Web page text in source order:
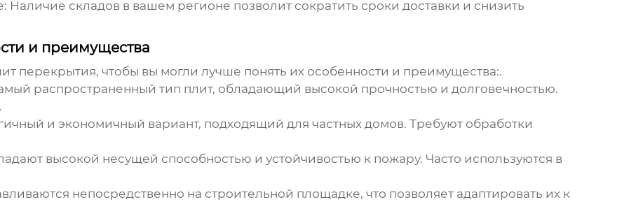
Наличие складов в вашем регионе позволит сократить сроки доставки и снизить
и преимущества
перекрытия, чтобы вы могли лучше понять их особенности и преимущества:.
распространенный тип плит, обладающий высокой прочностью и долговечностью.
и экономичный вариант, подходящий для частных домов. Требуют обработки
высокой несущей способностью и устойчивостью к пожару. Часто используются в
непосредственно на строительной площадке, что позволяет адаптировать их к